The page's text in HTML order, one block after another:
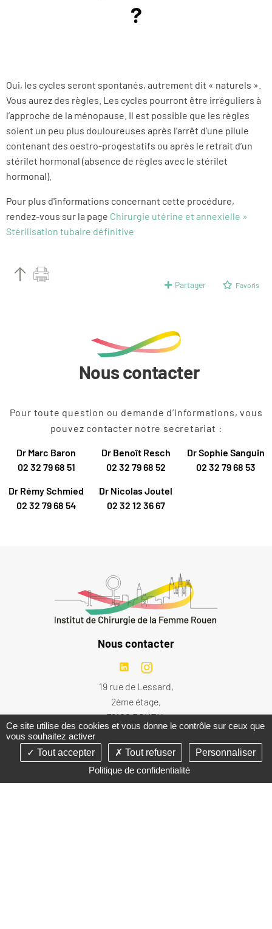
?
Oui, les cycles seront spontanés, autrement dit « naturels ».
Vous aurez des règles. Les cycles pourront être irréguliers à
l’approche de la ménopause. Il est possible que les règles
soient un peu plus douloureuses après l’arrêt d’une pilule
contenant des oestro-progestatifs ou après le retrait d’un
stérilet hormonal (absence de règles avec le stérilet
hormonal).
Pour plus d'informations concernant cette procédure,
rendez-vous sur la page Chirurgie utérine et annexielle »
Stérilisation tubaire définitive
Partager Favoris
Nous contacter
Pour toute question ou demande d’informations, vous
pouvez contacter notre secretariat :
Dr Marc Baron
02 32 79 68 51
Dr Benoît Resch
02 32 79 68 52
Dr Sophie Sanguin
02 32 79 68 53
Dr Rémy Schmied
02 32 79 68 54
Dr Nicolas Joutel
02 32 12 36 67
Nous contacter
19 rue de Lessard,
2ème étage,
76100 ROUEN
VENIR
Nos interventions
Ce site utilise des cookies et vous donne le contrôle sur ceux que
vous souhaitez activer
Tout accepter
Tout refuser
Personnaliser
Politique de confidentialité